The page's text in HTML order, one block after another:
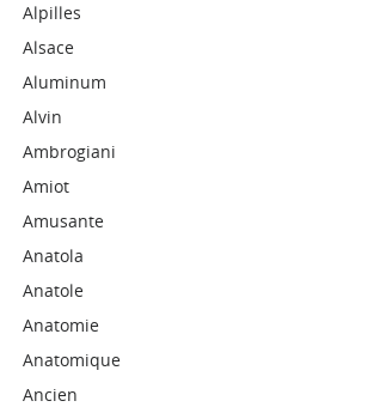
Alpilles
Alsace
Aluminum
Alvin
Ambrogiani
Amiot
Amusante
Anatola
Anatole
Anatomie
Anatomique
Ancien